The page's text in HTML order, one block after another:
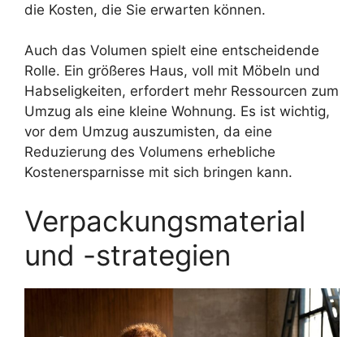
die Kosten, die Sie erwarten können.
Auch das Volumen spielt eine entscheidende
Rolle. Ein größeres Haus, voll mit Möbeln und
Habseligkeiten, erfordert mehr Ressourcen zum
Umzug als eine kleine Wohnung. Es ist wichtig,
vor dem Umzug auszumisten, da eine
Reduzierung des Volumens erhebliche
Kostenersparnisse mit sich bringen kann.
Verpackungsmaterial
und -strategien